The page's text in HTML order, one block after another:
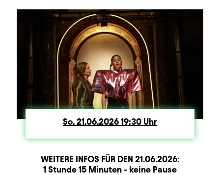
So. Sonntag
21.06.2026 19:30Uhr
WEITERE INFOS FÜR DEN 21.06.2026:
BeschreibungInformation
Dauer und Pausen
1 Stunde 15 Minuten - keine Pause